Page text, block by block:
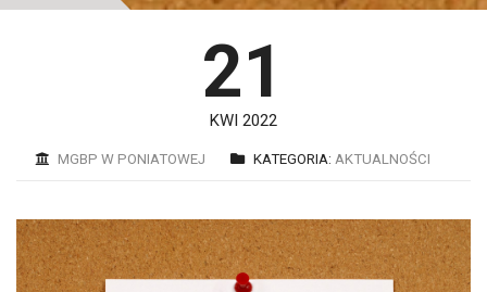
21
KWI 2022
MGBP W PONIATOWEJ KATEGORIA: AKTUALNOŚCI